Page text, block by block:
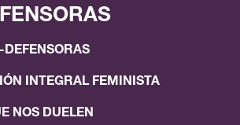
INTEGRAL FEMINISTA
NOS DUELEN